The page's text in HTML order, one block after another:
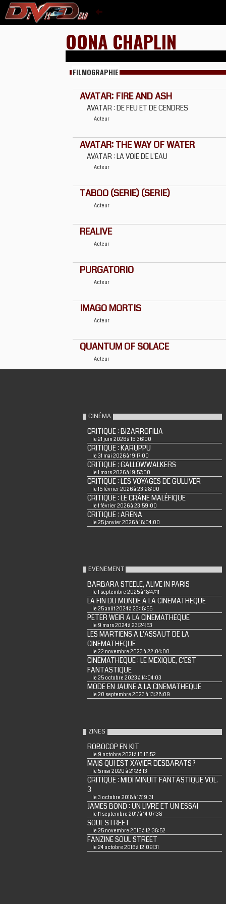
OONA CHAPLIN
FILMOGRAPHIE
AVATAR: FIRE AND ASH
AVATAR : DE FEU ET DE CENDRES
Acteur
AVATAR: THE WAY OF WATER
AVATAR : LA VOIE DE L'EAU
Acteur
TABOO (SERIE) (SERIE)
Acteur
REALIVE
Acteur
PURGATORIO
Acteur
IMAGO MORTIS
Acteur
QUANTUM OF SOLACE
Acteur
CINÉMA
CRITIQUE : BIZARROFILIA
le 21 juin 2026 à 15:36:00
CRITIQUE : KARUPPU
le 31 mai 2026 à 19:17:00
CRITIQUE : GALLOWWALKERS
le 1 mars 2026 à 19:57:00
CRITIQUE : LES VOYAGES DE GULLIVER
le 15 février 2026 à 23:28:00
CRITIQUE : LE CRÂNE MALÉFIQUE
le 1 février 2026 à 23:59:00
CRITIQUE : ARENA
le 25 janvier 2026 à 18:04:00
EVENEMENT
BARBARA STEELE, ALIVE IN PARIS
le 1 septembre 2025 à 18:47:11
LA FIN DU MONDE A LA CINEMATHEQUE
le 25 août 2024 à 23:18:55
PETER WEIR A LA CINEMATHEQUE
le 9 mars 2024 à 23:24:53
LES MARTIENS A L'ASSAUT DE LA
CINEMATHEQUE
le 22 novembre 2023 à 22:04:00
CINEMATHEQUE : LE MEXIQUE, C'EST
FANTASTIQUE
le 25 octobre 2023 à 14:04:03
MODE EN JAUNE A LA CINEMATHEQUE
le 20 septembre 2023 à 13:28:09
ZINES
ROBOCOP EN KIT
le 9 octobre 2021 à 15:16:52
MAIS QUI EST XAVIER DESBARATS ?
le 5 mai 2020 à 21:28:13
CRITIQUE : MIDI MINUIT FANTASTIQUE VOL.
3
le 3 octobre 2018 à 17:19:31
JAMES BOND : UN LIVRE ET UN ESSAI
le 11 septembre 2017 à 14:07:38
SOUL STREET
le 25 novembre 2016 à 12:38:52
FANZINE SOUL STREET
le 24 octobre 2016 à 12:09:31